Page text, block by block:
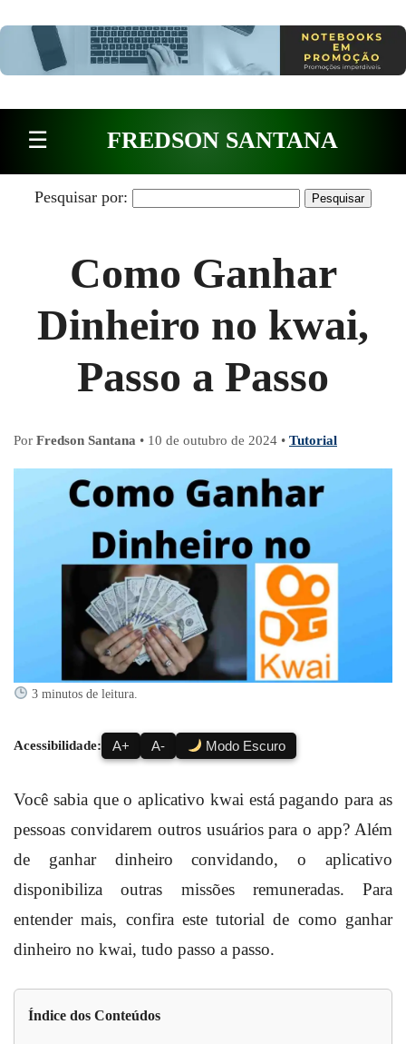
☰ FREDSON SANTANA
Pesquisar por:
Como Ganhar
Dinheiro no kwai,
Passo a Passo
Por Fredson Santana • 10 de outubro de 2024 • Tutorial
3 minutos de leitura.
Acessibilidade: A+ A- Modo Escuro
Você sabia que o aplicativo kwai está pagando para as
pessoas convidarem outros usuários para o app? Além
de ganhar dinheiro convidando, o aplicativo
disponibiliza outras missões remuneradas. Para
entender mais, confira este tutorial de como ganhar
dinheiro no kwai, tudo passo a passo.
Índice dos Conteúdos